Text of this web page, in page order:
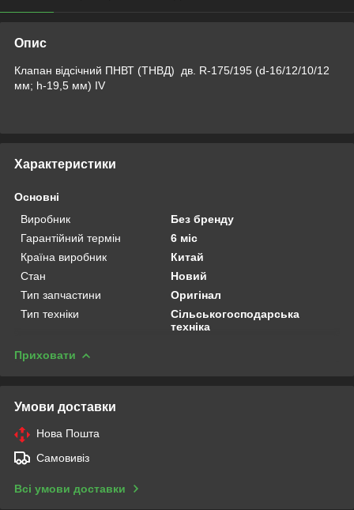
Опис
Клапан відсічний ПНВТ (ТНВД) дв. R-175/195 (d-16/12/10/12
мм; h-19,5 мм) IV
Характеристики
Основні
Виробник
Без бренду
Гарантійний термін
6 міс
Країна виробник
Китай
Стан
Новий
Тип запчастини
Оригінал
Тип техніки
Сільськогосподарська
техніка
Приховати
Умови доставки
Нова Пошта
Самовивіз
Всі умови доставки